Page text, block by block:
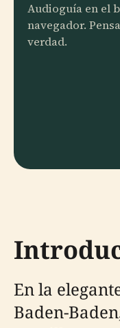
Audioguía en el
navegador.
verdad.
En la
Baden-